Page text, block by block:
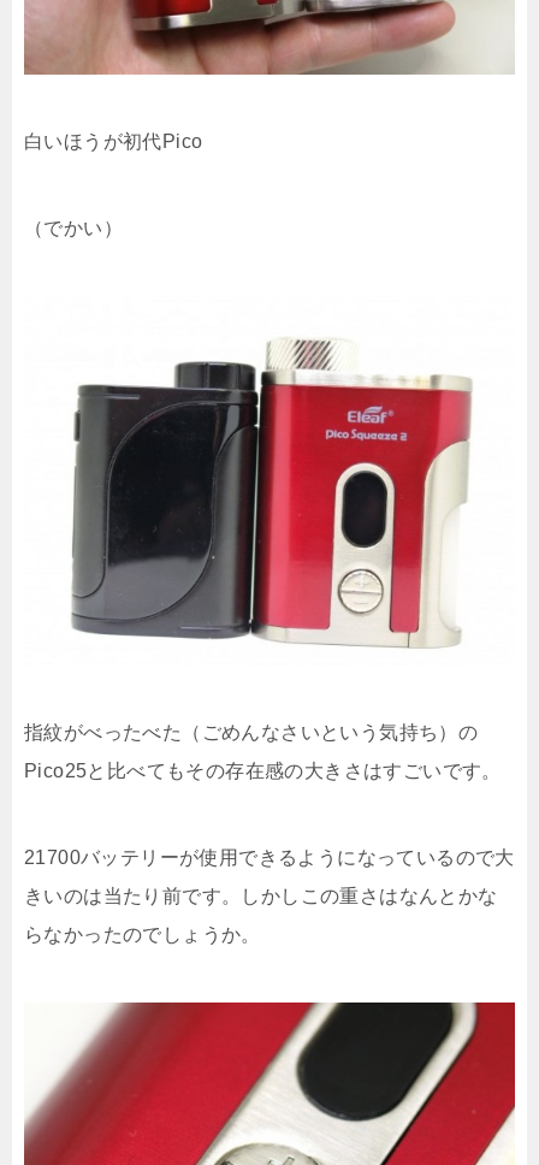
白いほうが初代Pico
（でかい）
指紋がべったべた（ごめんなさいという気持ち）の
Pico25と比べてもその存在感の大きさはすごいです。
21700バッテリーが使用できるようになっているので大
きいのは当たり前です。しかしこの重さはなんとかな
らなかったのでしょうか。